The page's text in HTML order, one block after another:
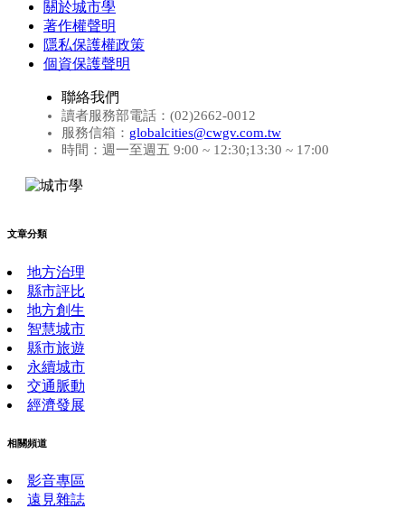
關於城市學
著作權聲明
隱私保護權政策
個資保護聲明
聯絡我們
讀者服務部電話：(02)2662-0012
服務信箱： globalcities@cwgv.com.tw
時間：週一至週五 9:00 ~ 12:30;13:30 ~ 17:00
文章分類
地方治理
縣市評比
地方創生
智慧城市
縣市旅遊
永續城市
交通脈動
經濟發展
相關頻道
影音專區
遠見雜誌